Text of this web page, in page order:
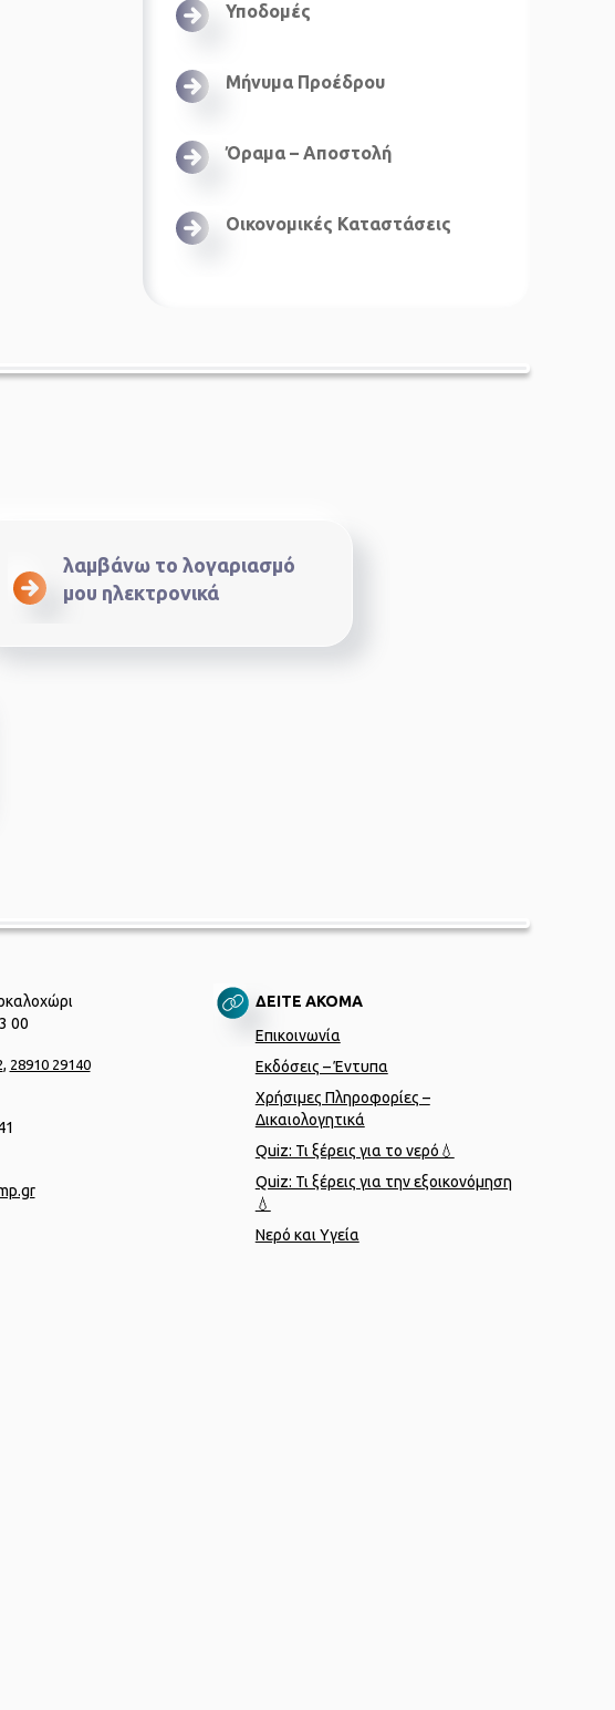
Υποδομές
Μήνυμα Προέδρου
Όραμα – Αποστολή
Οικονομικές Καταστάσεις
λαμβάνω το λογαριασμό
μου ηλεκτρονικά
00
, 28910 29140
ΔΕΙΤΕ ΑΚΟΜΑ
Επικοινωνία
Εκδόσεις – Έντυπα
Χρήσιμες Πληροφορίες –
Δικαιολογητικά
Quiz: Τι ξέρεις για το νερό💧
Quiz: Τι ξέρεις για την εξοικονόμηση
💧
Νερό και Υγεία